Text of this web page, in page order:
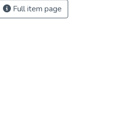
Full item page